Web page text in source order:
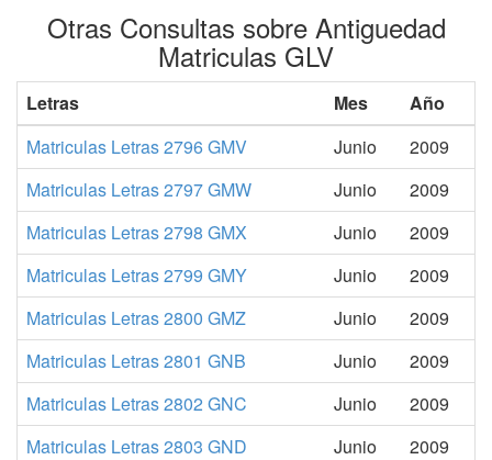
Otras Consultas sobre Antiguedad
Matriculas GLV
Letras Mes
Año
Matriculas Letras 2796 GMV
Junio
2009
Matriculas Letras 2797 GMW
Junio
2009
Matriculas Letras 2798 GMX
Junio
2009
Matriculas Letras 2799 GMY
Junio
2009
Matriculas Letras 2800 GMZ
Junio
2009
Matriculas Letras 2801 GNB
Junio
2009
Matriculas Letras 2802 GNC
Junio
2009
Matriculas Letras 2803 GND
Junio
2009